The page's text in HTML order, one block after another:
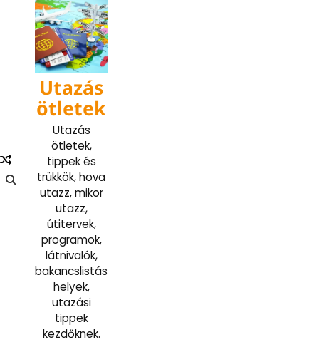
content
Utazás
ötletek
Utazás
ötletek,
tippek és
trükkök, hova
utazz, mikor
utazz,
útitervek,
programok,
látnivalók,
bakancslistás
helyek,
utazási
tippek
kezdőknek.